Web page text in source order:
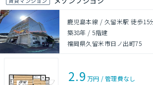
鹿児島本線 / 久留米駅 徒歩15
築38年 /5階建
福岡県久留米市日ノ出町75
2.9 万円 /管理費なし